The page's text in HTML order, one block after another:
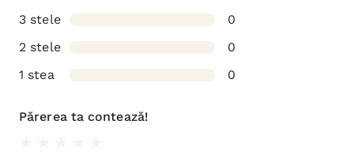
3 stele
0
2 stele
0
1 stea
0
Părerea ta contează!